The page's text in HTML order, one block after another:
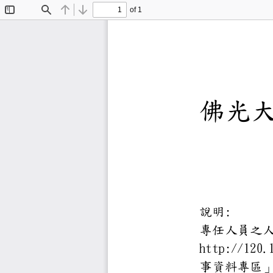
Find Previous
Next
of 1
佛
說明:
專任人
http://
事資料